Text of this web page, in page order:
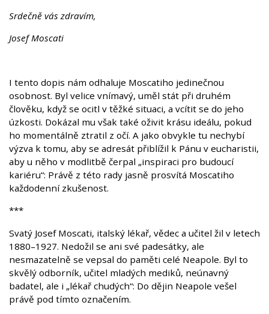
Srdečně vás zdravím,
Josef Moscati
I tento dopis nám odhaluje Moscatiho jedinečnou
osobnost. Byl velice vnímavý, uměl stát při druhém
člověku, když se ocitl v těžké situaci, a vcítit se do jeho
úzkosti. Dokázal mu však také oživit krásu ideálu, pokud
ho momentálně ztratil z očí. A jako obvykle tu nechybí
výzva k tomu, aby se adresát přiblížil k Pánu v eucharistii,
aby u něho v modlitbě čerpal „inspiraci pro budoucí
kariéru“: Právě z této rady jasně prosvítá Moscatiho
každodenní zkušenost.
***
Svatý Josef Moscati, italský lékař, vědec a učitel žil v letech
1880–1927. Nedožil se ani své padesátky, ale
nesmazatelně se vepsal do paměti celé Neapole. Byl to
skvělý odborník, učitel mladých mediků, neúnavný
badatel, ale i „lékař chudých“: Do dějin Neapole vešel
právě pod tímto označením.